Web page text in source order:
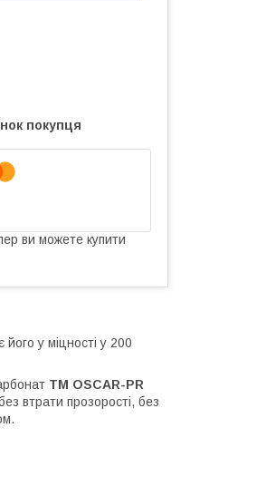
покупця
ви можете купити
у міцності у 200
ТМ OSCAR-PR
втрати прозорості, без